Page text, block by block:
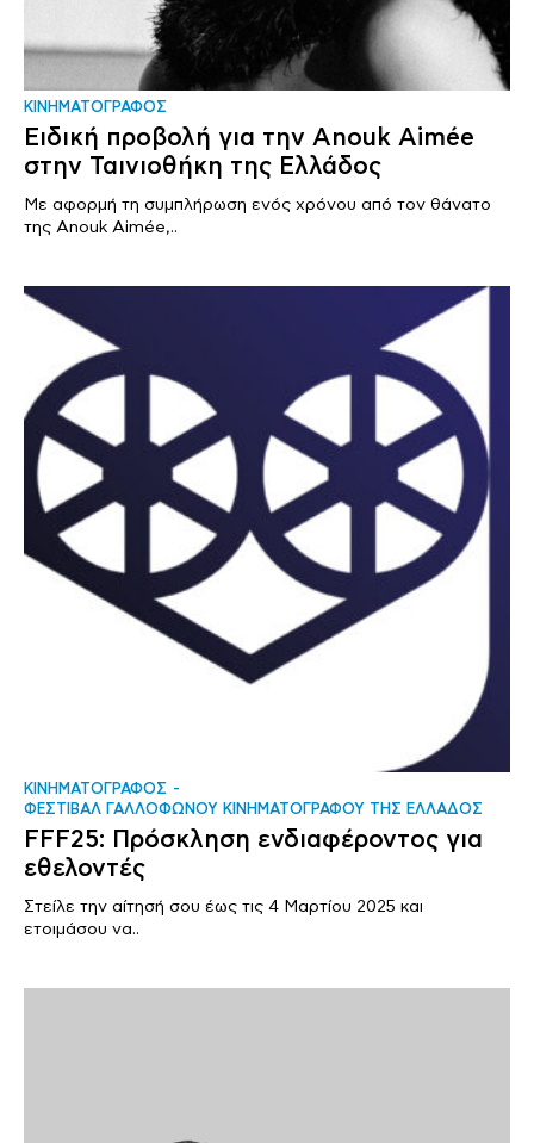
ΚΙΝΗΜΑΤΟΓΡΑΦΟΣ
Ειδική προβολή για την Anouk Aimée
στην Ταινιοθήκη της Ελλάδος
Με αφορμή τη συμπλήρωση ενός χρόνου από τον θάνατο
της Anouk Aimée,..
ΚΙΝΗΜΑΤΟΓΡΑΦΟΣ
ΦΕΣΤΙΒΑΛ ΓΑΛΛΟΦΩΝΟΥ ΚΙΝΗΜΑΤΟΓΡΑΦΟΥ ΤΗΣ ΕΛΛΑΔΟΣ
FFF25: Πρόσκληση ενδιαφέροντος για
εθελοντές
Στείλε την αίτησή σου έως τις 4 Μαρτίου 2025 και
ετοιμάσου να..